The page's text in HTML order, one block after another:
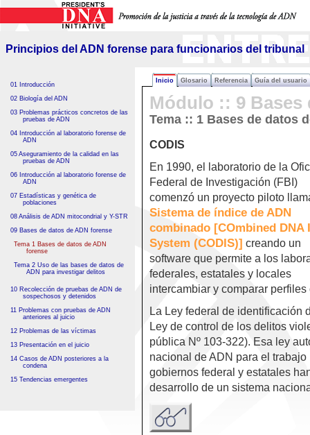
para funcionarios del tribunal
Principios del ADN forense para funcionarios del tribunal
Inicio Glosario Referencia Guía del usuario
01 Introducción
02 Biología del ADN
03 Problemas prácticos concretos de las
pruebas de ADN
04 Introducción al laboratorio forense de
ADN
05 Aseguramiento de la calidad en las
pruebas de ADN
06 Introducción al laboratorio forense de
ADN
07 Estadísticas y genética de
poblaciones
08 Análisis de ADN mitocondrial y Y-STR
09 Bases de datos de ADN forense
Tema 1 Bases de datos de ADN
forense
Tema 2 Uso de las bases de datos de
ADN para investigar delitos
10 Recolección de pruebas de ADN de
sospechosos y detenidos
11 Problemas con pruebas de ADN
anteriores al juicio
12 Problemas de las víctimas
13 Presentación en el juicio
14 Casos de ADN posteriores a la
condena
15 Tendencias emergentes
Módulo :: 9 Bases
Tema :: 1 Bases de datos
CODIS
En 1990, el laboratorio de la
Federal de Investigación (FBI)
comenzó un proyecto piloto
Sistema de índice de ADN
combinado [COmbined DNA
System (CODIS)] creando un
software que permite a los
federales, estatales y locales
intercambiar y comparar
La Ley federal de identificación
Ley de control de los delitos
pública Nº 103-322). Esa ley
nacional de ADN para el
gobiernos federal y estatales
desarrollo de un sistema